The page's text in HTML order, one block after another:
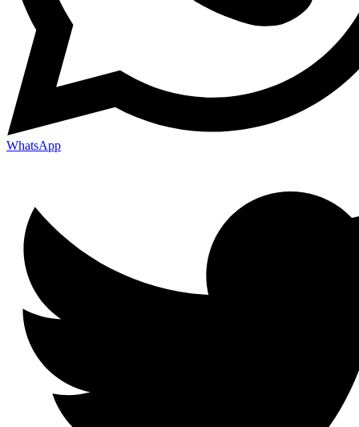
WhatsApp